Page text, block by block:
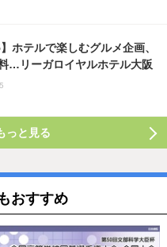
ホテルで楽しむグルメ企画、
…リーガロイヤルホテル大阪
っと見る
おすすめ